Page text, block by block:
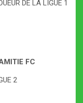
DE LA LIGUE 1
FC
2